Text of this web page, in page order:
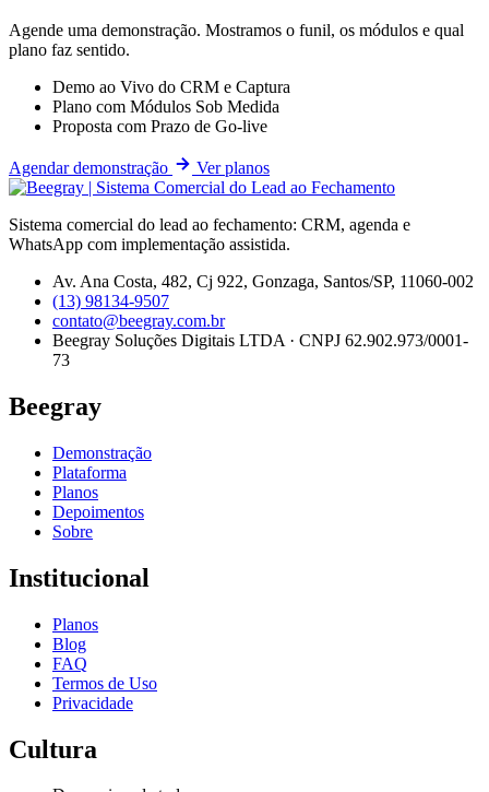
Agende uma demonstração. Mostramos o funil, os módulos e qual
plano faz sentido.
Demo ao Vivo do CRM e Captura
Plano com Módulos Sob Medida
Proposta com Prazo de Go-live
Agendar demonstração Ver planos
Sistema comercial do lead ao fechamento: CRM, agenda e
WhatsApp com implementação assistida.
Av. Ana Costa, 482, Cj 922, Gonzaga, Santos/SP, 11060-002
(13) 98134-9507
contato@beegray.com.br
Beegray Soluções Digitais LTDA · CNPJ 62.902.973/0001-
73
Beegray
Demonstração
Plataforma
Planos
Depoimentos
Sobre
Institucional
Planos
Blog
FAQ
Termos de Uso
Privacidade
Cultura